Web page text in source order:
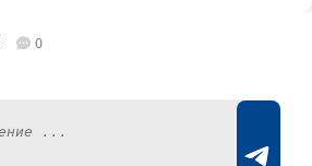
0